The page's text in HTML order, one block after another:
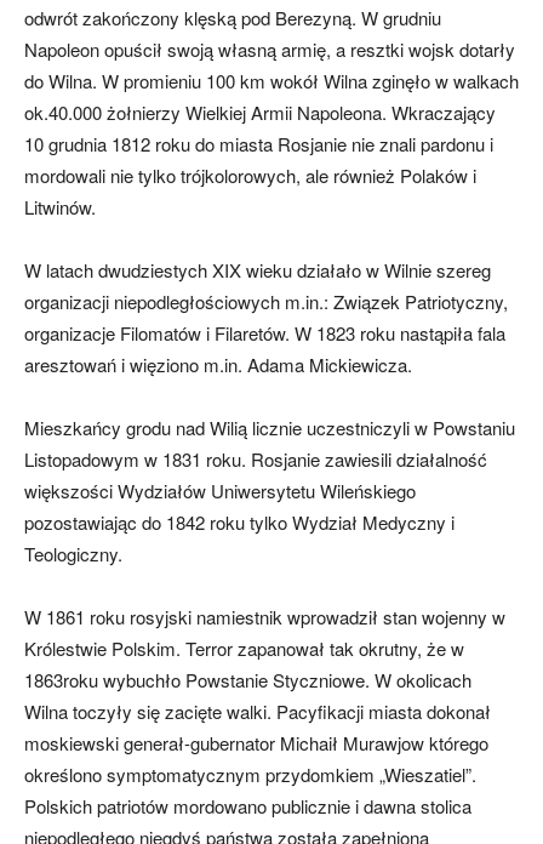
odwrót zakończony klęską pod Berezyną. W grudniu
Napoleon opuścił swoją własną armię, a resztki wojsk dotarły
do Wilna. W promieniu 100 km wokół Wilna zginęło w walkach
ok.40.000 żołnierzy Wielkiej Armii Napoleona. Wkraczający
10 grudnia 1812 roku do miasta Rosjanie nie znali pardonu i
mordowali nie tylko trójkolorowych, ale również Polaków i
Litwinów.
W latach dwudziestych XIX wieku działało w Wilnie szereg
organizacji niepodległościowych m.in.: Związek Patriotyczny,
organizacje Filomatów i Filaretów. W 1823 roku nastąpiła fala
aresztowań i więziono m.in. Adama Mickiewicza.
Mieszkańcy grodu nad Wilią licznie uczestniczyli w Powstaniu
Listopadowym w 1831 roku. Rosjanie zawiesili działalność
większości Wydziałów Uniwersytetu Wileńskiego
pozostawiając do 1842 roku tylko Wydział Medyczny i
Teologiczny.
W 1861 roku rosyjski namiestnik wprowadził stan wojenny w
Królestwie Polskim. Terror zapanował tak okrutny, że w
1863roku wybuchło Powstanie Styczniowe. W okolicach
Wilna toczyły się zacięte walki. Pacyfikacji miasta dokonał
moskiewski generał-gubernator Michaił Murawjow którego
określono symptomatycznym przydomkiem „Wieszatiel”.
Polskich patriotów mordowano publicznie i dawna stolica
niepodległego niegdyś państwa została zapełniona